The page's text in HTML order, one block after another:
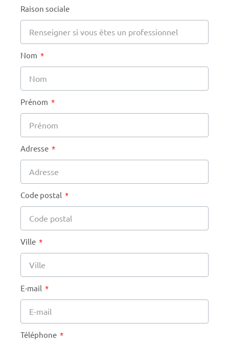
Raison sociale
Nom
Prénom
Adresse
Code postal
Ville
E-mail
Téléphone